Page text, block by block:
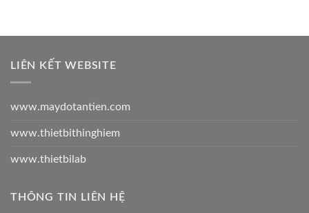
LIÊN KẾT WEBSITE
www.maydotantien.com
www.thietbithinghiem
www.thietbilab
THÔNG TIN LIÊN HỆ